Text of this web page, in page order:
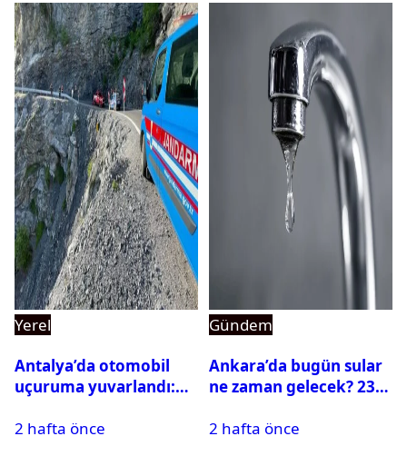
Yerel
Antalya’da otomobil
uçuruma yuvarlandı:
var
2 hafta önce
Gündem
Ankara’da bugün sular
ne zaman gelecek? 23
su kesintisi sorgulama
2 hafta önce